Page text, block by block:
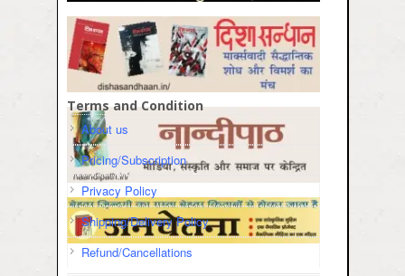
Terms and Condition
About us
Pricing/Subscription
Privacy Policy
Shipping/Delivery Policy
Refund/Cancellations